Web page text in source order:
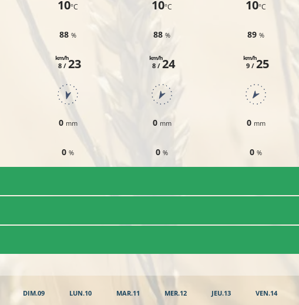
10°C
88%
8 /
km/h23
0 mm
0%
10°C
88%
8 /
km/h24
0 mm
0%
10°C
89%
9 /
km/h25
0 mm
0%
DIM.09 LUN.10 MAR.11 MER.12 JEU.13 VEN.14